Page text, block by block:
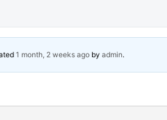
1 month, 2 weeks ago by admin.